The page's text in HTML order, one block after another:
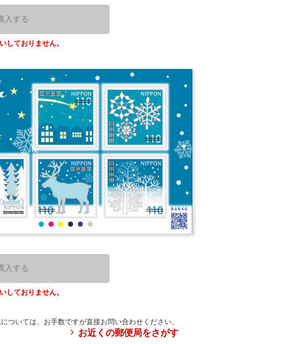
入する
しておりません。
入する
しておりません。
ついては、お手数ですが直接お問い合わせください。
お近くの郵便局をさがす